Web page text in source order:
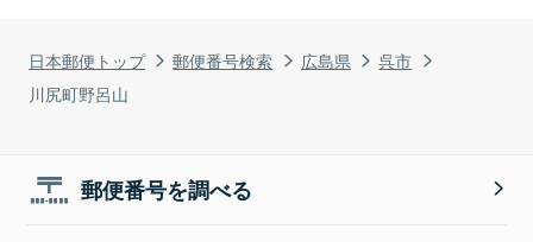
日本郵便トップ 郵便番号検索 広島県
呉市
川尻町野呂山
郵便番号を調べる